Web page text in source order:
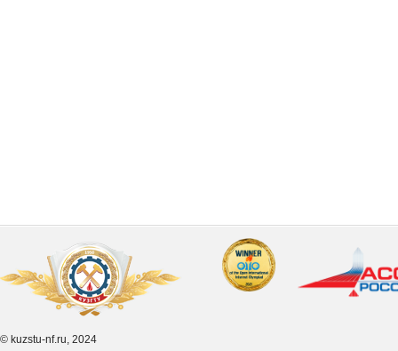
© kuzstu-nf.ru, 2024